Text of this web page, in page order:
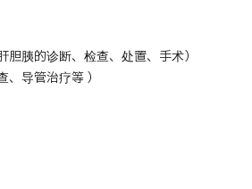
胰的诊断、检查、处置、手术）
导管治疗等 ）